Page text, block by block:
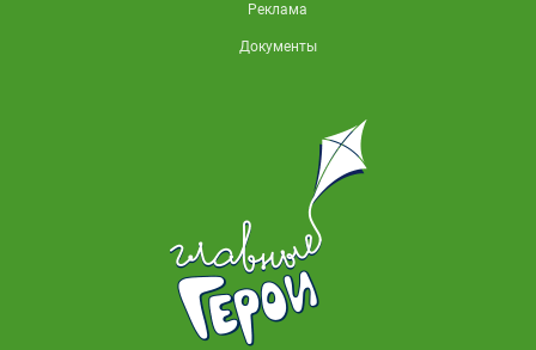
Реклама
Документы